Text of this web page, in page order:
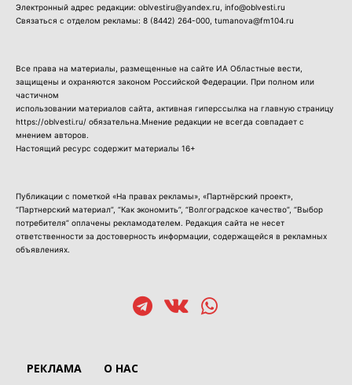
Электронный адрес редакции: oblvestiru@yandex.ru, info@oblvesti.ru
Связаться с отделом рекламы: 8 (8442) 264-000 , tumanova@fm104.ru
Все права на материалы, размещенные на сайте ИА Областные вести,
защищены и охраняются законом Российской Федерации. При полном или
частичном
использовании материалов сайта, активная гиперссылка на главную страницу
https://oblvesti.ru/ обязательна.Мнение редакции не всегда совпадает с
мнением авторов.
Настоящий ресурс содержит материалы 16+
Публикации с пометкой «На правах рекламы», «Партнёрский проект»,
“Партнерский материал”, “Как экономить”, “Волгоградское качество”, “Выбор
потребителя” оплачены рекламодателем. Редакция сайта не несет
ответственности за достоверность информации, содержащейся в рекламных
объявлениях.
РЕКЛАМА О НАС